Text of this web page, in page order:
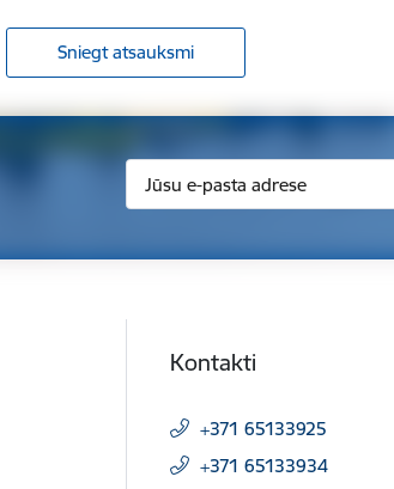
Sniegt atsauksmi
Kontakti
+371 65133925
+371 65133934